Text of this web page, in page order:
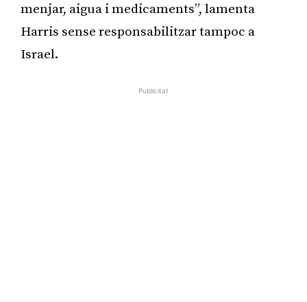
menjar, aigua i medicaments”, lamenta
Harris sense responsabilitzar tampoc a
Israel.
Publicitat